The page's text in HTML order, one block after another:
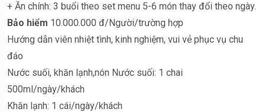
+ Ăn chính: 3 buổi theo set menu 5-6 món thay đổi theo ngày.
Bảo hiểm 10.000.000 đ/Người/trường hợp
Hướng dẫn viên nhiệt tình, kinh nghiệm, vui vẻ phục vụ chu
đáo
Nước suối, khăn lạnh,nón Nước suối: 1 chai
500ml/ngày/khách
Khăn lạnh: 1 cái/ngày/khách